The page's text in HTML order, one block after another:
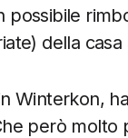
possibile
della
Winterkon,
però